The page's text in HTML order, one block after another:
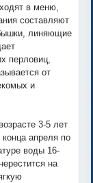
в меню,
составляют
линяющие
перловиц,
от
и
3-5 лет
апреля по
воды 16-
на